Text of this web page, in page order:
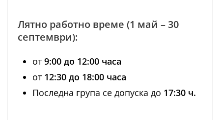
Лятно работно време (1 май – 30
септември):
от9:00 до 12:00 часа
от 12:30 до 18:00 часа
Последна група се допуска до 17:30 ч.